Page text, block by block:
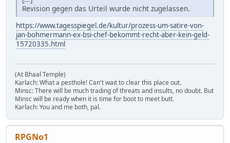
Revision gegen das Urteil wurde nicht zugelassen.
https://www.tagesspiegel.de/kultur/prozess-um-satire-von-
jan-bohmermann-ex-bsi-chef-bekommt-recht-aber-kein-geld-
15720335.html
(At Bhaal Temple)
Karlach: What a pesthole! Can't wait to clear this place out.
Minsc: There will be much trading of threats and insults, no doubt. But
Minsc will be ready when it is time for boot to meet butt.
Karlach: You and me both, pal.
RPGNo1